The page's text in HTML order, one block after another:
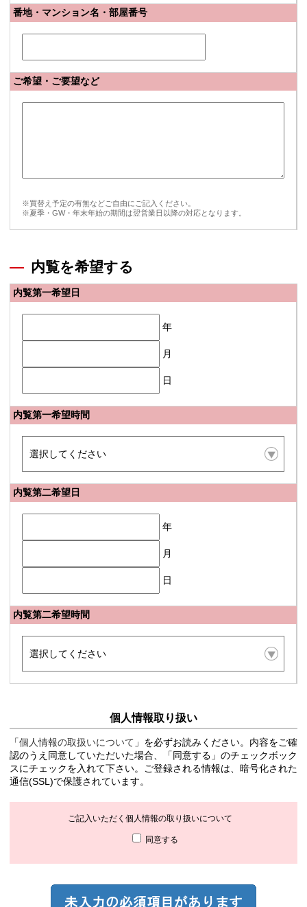
番地・マンション名・部屋番号
ご希望・ご要望など
※買替え予定の有無などご自由にご記入ください。
※夏季・GW・年末年始の期間は翌営業日以降の対応となります。
内覧を希望する
内覧第一希望日
年
月
日
内覧第一希望時間
内覧第二希望日
年
月
日
内覧第二希望時間
個人情報取り扱い
「個人情報の取扱いについて 」を必ずお読みください。内容をご確
認のうえ同意していただいた場合、「同意する」のチェックボック
スにチェックを入れて下さい。ご登録される情報は、暗号化された
通信(SSL)で保護されています。
ご記入いただく個人情報の取り扱いについて
同意する